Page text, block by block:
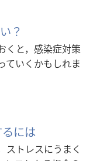
？
くと，感染症対策
ていくかもしれま
には
ストレスにうまく